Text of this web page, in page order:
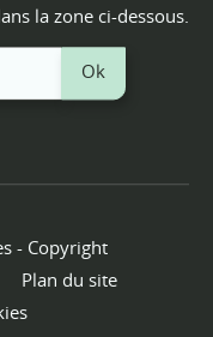
la zone ci-dessous.
Ok
- Copyright
Plan du site